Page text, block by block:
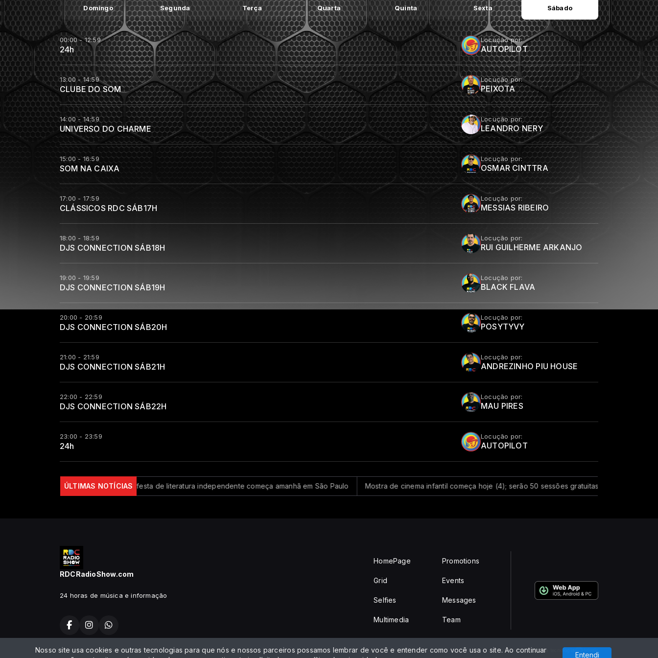
Domingo Segunda Terça Quarta Quinta Sexta Sábado
00:00 - 12:59
24h
Locução por:
AUTOPILOT
13:00 - 14:59
CLUBE DO SOM
Locução por:
PEIXOTA
14:00 - 14:59
UNIVERSO DO CHARME
Locução por:
LEANDRO NERY
15:00 - 16:59
SOM NA CAIXA
Locução por:
OSMAR CINTTRA
17:00 - 17:59
CLÁSSICOS RDC SÁB17H
Locução por:
MESSIAS RIBEIRO
18:00 - 18:59
DJS CONNECTION SÁB18H
Locução por:
RUI GUILHERME ARKANJO
19:00 - 19:59
DJS CONNECTION SÁB19H
Locução por:
BLACK FLAVA
20:00 - 20:59
DJS CONNECTION SÁB20H
Locução por:
POSYTYVY
21:00 - 21:59
DJS CONNECTION SÁB21H
Locução por:
ANDREZINHO PIU HOUSE
22:00 - 22:59
DJS CONNECTION SÁB22H
Locução por:
MAU PIRES
23:00 - 23:59
24h
Locução por:
AUTOPILOT
ÚLTIMAS NOTÍCIAS
para R$ 150 milhões Flipei: festa de literatura independente começa amanhã em São Paulo Mostra de cinema infantil começa hoje (4); serão 50 sessões gratuitas Mega-Sena não
RDCRadioShow.com
24 horas de música e informação
HomePage
Grid
Selfies
Multimedia
Promotions
Events
Messages
Team
Todos os direitos reservados. Com a tecnologia
Nosso site usa cookies e outras tecnologias para que nós e nossos parceiros possamos lembrar de você e entender como você usa o site. Ao continuar
Entendi